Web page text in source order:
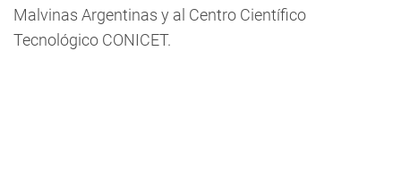
Malvinas Argentinas y al Centro Científico
Tecnológico CONICET.